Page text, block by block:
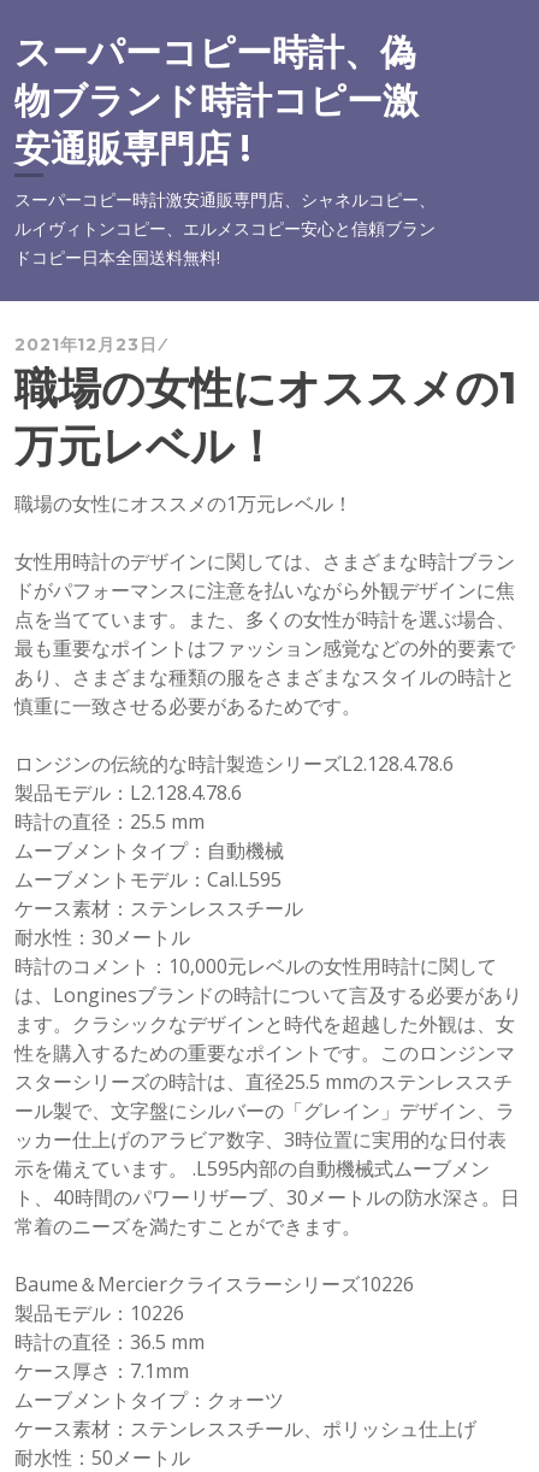
テ
ン
ツ
へ
スーパーコピー時計、偽
物ブランド時計コピー激
安通販専門店 !
スーパーコピー時計激安通販専門店、シャネルコピー、
ルイヴィトンコピー、エルメスコピー安心と信頼ブラン
ドコピー日本全国送料無料!
2021年12月23日
職場の女性にオススメの1
万元レベル！
職場の女性にオススメの1万元レベル！
女性用時計のデザインに関しては、さまざまな時計ブラン
ドがパフォーマンスに注意を払いながら外観デザインに焦
点を当てています。また、多くの女性が時計を選ぶ場合、
最も重要なポイントはファッション感覚などの外的要素で
あり、さまざまな種類の服をさまざまなスタイルの時計と
慎重に一致させる必要があるためです。
ロンジンの伝統的な時計製造シリーズL2.128.4.78.6
製品モデル：L2.128.4.78.6
時計の直径：25.5 mm
ムーブメントタイプ：自動機械
ムーブメントモデル：Cal.L595
ケース素材：ステンレススチール
耐水性：30メートル
時計のコメント：10,000元レベルの女性用時計に関して
は、Longinesブランドの時計について言及する必要があり
ます。クラシックなデザインと時代を超越した外観は、女
性を購入するための重要なポイントです。このロンジンマ
スターシリーズの時計は、直径25.5 mmのステンレススチ
ール製で、文字盤にシルバーの「グレイン」デザイン、ラ
ッカー仕上げのアラビア数字、3時位置に実用的な日付表
示を備えています。 .L595内部の自動機械式ムーブメン
ト、40時間のパワーリザーブ、30メートルの防水深さ。日
常着のニーズを満たすことができます。
Baume＆Mercierクライスラーシリーズ10226
製品モデル：10226
時計の直径：36.5 mm
ケース厚さ：7.1mm
ムーブメントタイプ：クォーツ
ケース素材：ステンレススチール、ポリッシュ仕上げ
耐水性：50メートル